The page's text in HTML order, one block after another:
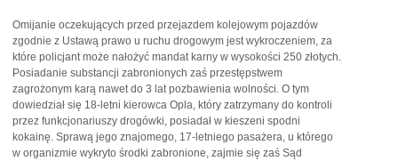
Omijanie oczekujących przed przejazdem kolejowym pojazdów
zgodnie z Ustawą prawo u ruchu drogowym jest wykroczeniem, za
które policjant może nałożyć mandat karny w wysokości 250 złotych.
Posiadanie substancji zabronionych zaś przestępstwem
zagrożonym karą nawet do 3 lat pozbawienia wolności. O tym
dowiedział się 18-letni kierowca Opla, który zatrzymany do kontroli
przez funkcjonariuszy drogówki, posiadał w kieszeni spodni
kokainę. Sprawą jego znajomego, 17-letniego pasażera, u którego
w organizmie wykryto środki zabronione, zajmie się zaś Sąd